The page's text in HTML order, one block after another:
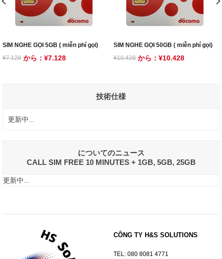
Ngân hàng bưu điện
Tên người nhận : ゴージャパンカブシキガイシャ
( Lưu ý: sau khi chuyển khoản xong quý khách hàng vui lòng
tôi)
Nếu quý khách muốn đăng ký hình thức này vui lòng báo cho
Nếu quý khách muốn đăng ký hình thức này vui lòng báo cho
SIM NGHE GỌI 5GB ( miễn phí gọi)
¥7.128 から： ¥7.128
SIM NGHE GỌI 50GB ( miễn phí gọi)
¥10.428 から： ¥10.428
技術仕様
更新中...
についてのニュース
CALL SIM FREE 10 MINUTES + 1GB, 5GB, 25GB
更新中...
CÔNG TY H&S SOLUTIONS
TEL: 080 8081 4771